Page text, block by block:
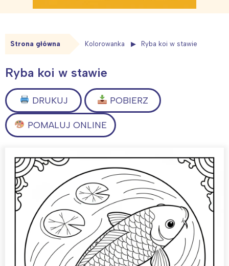
Strona główna Kolorowanka Ryba koi w stawie
Ryba koi w stawie
DRUKUJ POBIERZ
POMALUJ ONLINE